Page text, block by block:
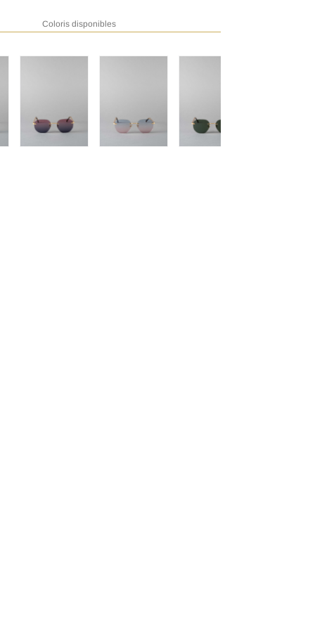
Coloris disponibles